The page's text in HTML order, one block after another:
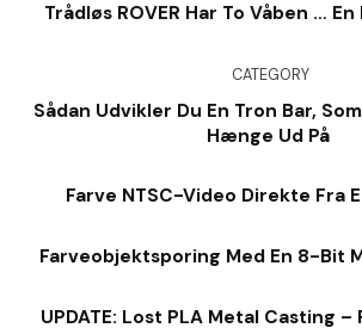
Trådløs ROVER Har To Våben …
CATEGORY
Sådan Udvikler Du En Tron Bar,
Hænge Ud På
Farve NTSC-Video Direkte Fra
Farveobjektsporing Med En 8-Bit
UPDATE: Lost PLA Metal Casting